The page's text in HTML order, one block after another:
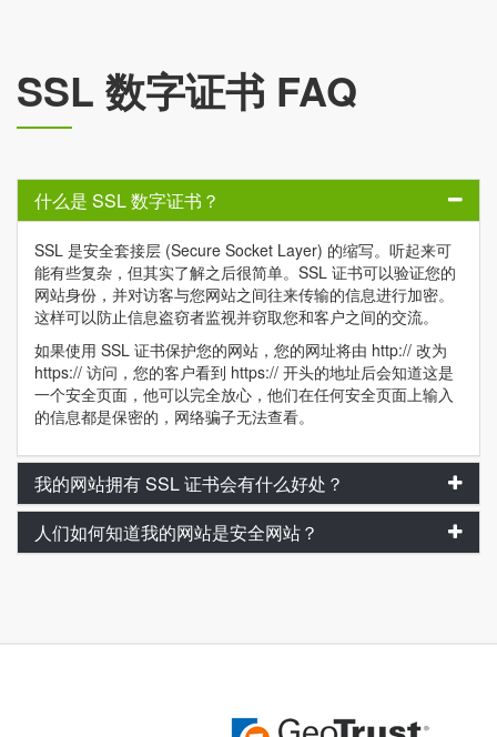
SSL 数字证书 FAQ
什么是 SSL 数字证书？
SSL 是安全套接层 (Secure Socket Layer) 的缩写。听起来可
能有些复杂，但其实了解之后很简单。SSL 证书可以验证您的
网站身份，并对访客与您网站之间往来传输的信息进行加密。
这样可以防止信息盗窃者监视并窃取您和客户之间的交流。
如果使用 SSL 证书保护您的网站，您的网址将由 http:// 改为
https:// 访问，您的客户看到 https:// 开头的地址后会知道这是
一个安全页面，他可以完全放心，他们在任何安全页面上输入
的信息都是保密的，网络骗子无法查看。
我的网站拥有 SSL 证书会有什么好处？
人们如何知道我的网站是安全网站？